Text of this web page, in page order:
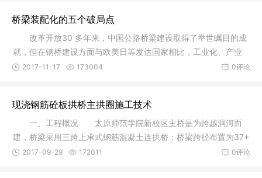
桥梁装配化的五个破局点
改革开放30 多年来，中国公路桥梁建设取得了举世瞩目的成
就，但在钢桥建设方面与欧美日等发达国家相比，工业化、产业
化水平低
0评论
2017-11-17 173004
现浇钢筋砼板拱桥主拱圈施工技术
一、工程概况 太原师范学院新校区主桥是为跨越涧河而
建，桥梁采用三跨上承式钢筋混凝土连拱桥；桥梁跨径布置为37+
56+37m，
0评论
2017-09-29 172011